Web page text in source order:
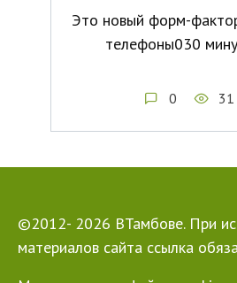
Это новый форм-
телефоны030
0 31
©2012- 2026 ВТамбове. При
материалов сайта ссылка